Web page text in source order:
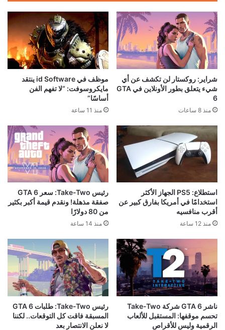
شراير: روكستار لن تكشف عن أي
شيء يتعلق بطور الأونلاين في GTA
6
منذ 8 ساعات
موظف في id Software ينتقد
مايكروسوفت: “لا تفهم الفن
أساسًا”
منذ 11 ساعة
استطلاع: PS5 الجهاز الأكثر
استخدامًا في أمريكا بفارق كبير عن
أقرب منافسيه
منذ 12 ساعة
رئيس Take-Two: سعر GTA 6
صفقة مذهلة! ونقدم قيمة أكبر بكثير
من 80 دولارًا
منذ 14 ساعة
ناشر GTA 6 شركة Take-Two
تحسم موقفها: المستقبل للألعاب
الرقمية وليس للأقراص
رئيس Take-Two: طلبات GTA 6
المسبقة فاقت كل التوقعات.. لكننا
لا نعلن الانتصار بعد